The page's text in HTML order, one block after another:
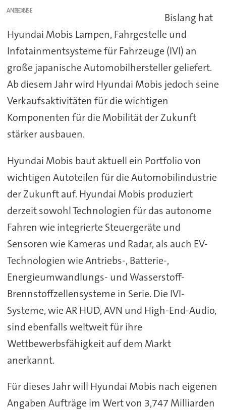
ANZEIGE
Bislang hat
Hyundai Mobis Lampen, Fahrgestelle und
Infotainmentsysteme für Fahrzeuge (IVI) an
große japanische Automobilhersteller geliefert.
Ab diesem Jahr wird Hyundai Mobis jedoch seine
Verkaufsaktivitäten für die wichtigen
Komponenten für die Mobilität der Zukunft
stärker ausbauen.
Hyundai Mobis baut aktuell ein Portfolio von
wichtigen Autoteilen für die Automobilindustrie
der Zukunft auf. Hyundai Mobis produziert
derzeit sowohl Technologien für das autonome
Fahren wie integrierte Steuergeräte und
Sensoren wie Kameras und Radar, als auch EV-
Technologien wie Antriebs-, Batterie-,
Energieumwandlungs- und Wasserstoff-
Brennstoffzellensysteme in Serie. Die IVI-
Systeme, wie AR HUD, AVN und High-End-Audio,
sind ebenfalls weltweit für ihre
Wettbewerbsfähigkeit auf dem Markt
anerkannt.
Für dieses Jahr will Hyundai Mobis nach eigenen
Angaben Aufträge im Wert von 3,747 Milliarden